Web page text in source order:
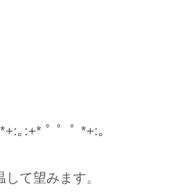
｡:+* ﾟ ゜ﾟ *+:｡
て望みます。